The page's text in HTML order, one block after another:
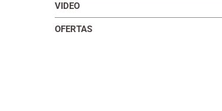
VIDEO
OFERTAS